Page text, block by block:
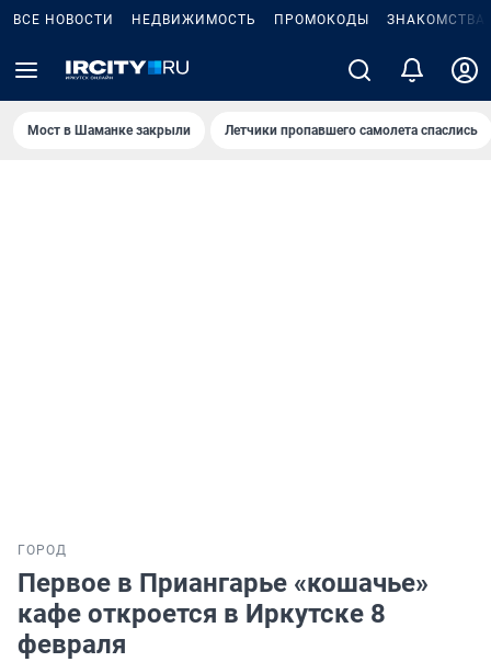
ВСЕ НОВОСТИ НЕДВИЖИМОСТЬ ПРОМОКОДЫ ЗНАКОМСТВА
Мост в Шаманке закрыли Летчики пропавшего самолета спаслись
ГОРОД
Первое в Приангарье «кошачье»
кафе откроется в Иркутске 8
февраля